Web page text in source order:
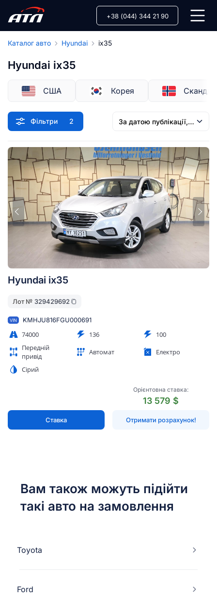
+38 (044) 344 21 90
Каталог авто Hyundai ix35
Hyundai ix35
США Корея
Фільтри 2
Hyundai ix35
Лот № 329429692
VIN KMHJU816FGU000691
74000 136
100
Передній
привід
Автомат
Електро
Сірий
Орієнтовна ставка:
13 579 $
Ставка Отримати розрахунок!
Вам також можуть підійти
такі авто на замовлення
Toyota
Ford